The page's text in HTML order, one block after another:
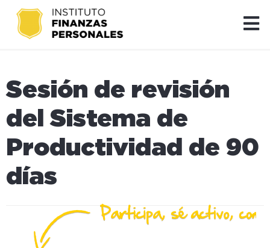
Sesión de revisión
del Sistema de
Productividad de 90
días